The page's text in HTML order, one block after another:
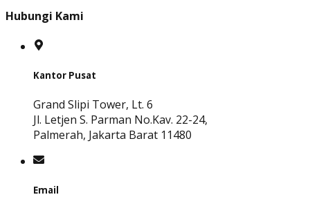
Hubungi Kami
Kantor Pusat
Grand Slipi Tower, Lt. 6
Jl. Letjen S. Parman No.Kav. 22-24,
Palmerah, Jakarta Barat 11480
Email